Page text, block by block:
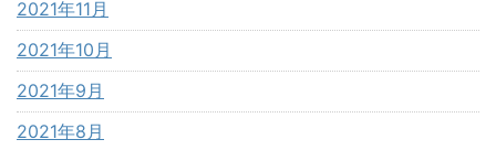
2021年11月
2021年10月
2021年9月
2021年8月